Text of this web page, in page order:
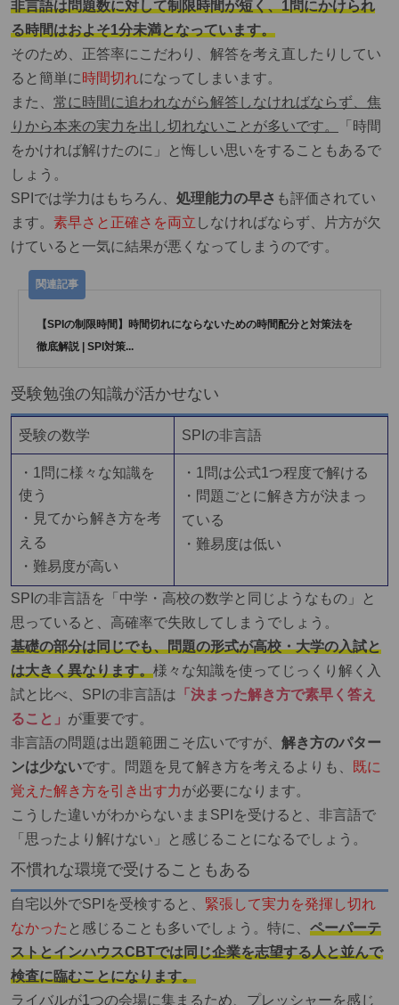
非言語は問題数に対して制限時間が短く、1問にかけられ
る時間はおよそ1分未満となっています。
そのため、正答率にこだわり、解答を考え直したりしてい
ると簡単に時間切れになってしまいます。
また、 常に時間に追われながら解答しなければならず、焦
りから本来の実力を出し切れないことが多いです。
「時間
をかければ解けたのに」と悔しい思いをすることもあるで
しょう。
SPIでは学力はもちろん、 処理能力の早さ も評価されてい
ます。 素早さと正確さを両立 しなければならず、片方が欠
けていると一気に結果が悪くなってしまうのです。
【SPIの制限時間】時間切れにならないための時間配分と対策法を
徹底解説 | SPI対策...
受験勉強の知識が活かせない
受験の数学 SPIの非言語
・1問に様々な知識を
使う
・見てから解き方を考
える
・難易度が高い
・1問は公式1つ程度で解ける
・問題ごとに解き方が決まっ
ている
・難易度は低い
SPIの非言語を「中学・高校の数学と同じようなもの」と
思っていると、高確率で失敗してしまうでしょう。
基礎の部分は同じでも、問題の形式が高校・大学の入試と
は大きく異なります。様々な知識を使ってじっくり解く入
試と比べ、SPIの非言語は 「決まった解き方で素早く答え
ること」 が重要です。
非言語の問題は出題範囲こそ広いですが、 解き方のパター
ンは少ないです。問題を見て解き方を考えるよりも、
既に
覚えた解き方を引き出す力が必要になります。
こうした違いがわからないままSPIを受けると、非言語で
「思ったより解けない」と感じることになるでしょう。
不慣れな環境で受けることもある
自宅以外でSPIを受検すると、 緊張して実力を発揮し切れ
なかった と感じることも多いでしょう。特に、 ペーパーテ
ストとインハウスCBTでは同じ企業を志望する人と並んで
検査に臨むことになります。
ライバルが1つの会場に集まるため、プレッシャーを感じ